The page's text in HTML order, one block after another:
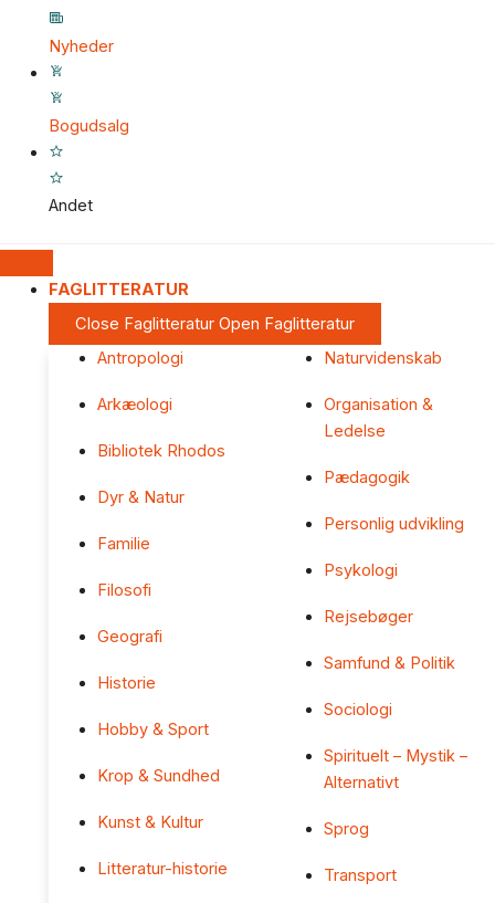
Nyheder
Bogudsalg
Andet
FAGLITTERATUR
Close Faglitteratur Open Faglitteratur
Antropologi
Arkæologi
Bibliotek Rhodos
Dyr & Natur
Familie
Filosofi
Geografi
Historie
Hobby & Sport
Krop & Sundhed
Kunst & Kultur
Litteratur-historie
Naturvidenskab
Organisation &
Ledelse
Pædagogik
Personlig udvikling
Psykologi
Rejsebøger
Samfund & Politik
Sociologi
Spirituelt – Mystik –
Alternativt
Sprog
Transport